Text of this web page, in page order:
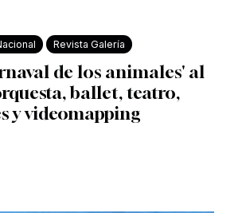
Revista Galería
de los animales' al
ballet, teatro,
y videomapping